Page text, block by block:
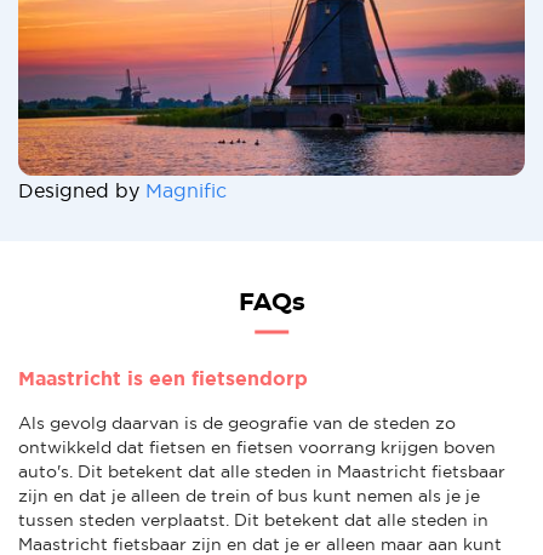
Designed by Magnific
FAQs
Maastricht is een fietsendorp
Als gevolg daarvan is de geografie van de steden zo
ontwikkeld dat fietsen en fietsen voorrang krijgen boven
auto's. Dit betekent dat alle steden in Maastricht fietsbaar
zijn en dat je alleen de trein of bus kunt nemen als je je
tussen steden verplaatst. Dit betekent dat alle steden in
Maastricht fietsbaar zijn en dat je er alleen maar aan kunt